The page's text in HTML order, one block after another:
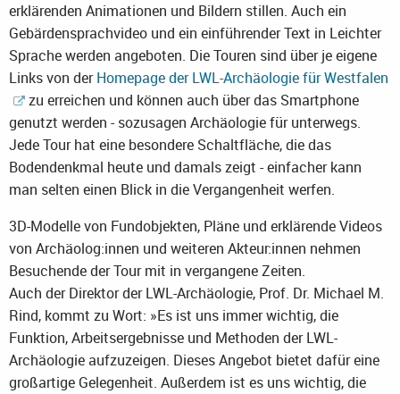
erklärenden Animationen und Bildern stillen. Auch ein
Gebärdensprachvideo und ein einführender Text in Leichter
Sprache werden angeboten. Die Touren sind über je eigene
Links von derHomepage der LWL-Archäologie für Westfalen
zu erreichen und können auch über das Smartphone
genutzt werden - sozusagen Archäologie für unterwegs.
Jede Tour hat eine besondere Schaltfläche, die das
Bodendenkmal heute und damals zeigt - einfacher kann
man selten einen Blick in die Vergangenheit werfen.
3D-Modelle von Fundobjekten, Pläne und erklärende Videos
von Archäolog:innen und weiteren Akteur:innen nehmen
Besuchende der Tour mit in vergangene Zeiten.
Auch der Direktor der LWL-Archäologie, Prof. Dr. Michael M.
Rind, kommt zu Wort: »Es ist uns immer wichtig, die
Funktion, Arbeitsergebnisse und Methoden der LWL-
Archäologie aufzuzeigen. Dieses Angebot bietet dafür eine
großartige Gelegenheit. Außerdem ist es uns wichtig, die